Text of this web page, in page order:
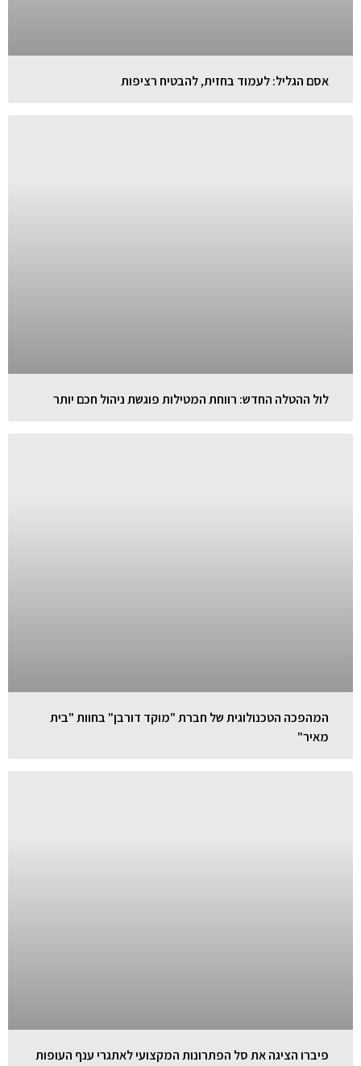
אסם הגליל: לעמוד בחזית, להבטיח רציפות
לול ההטלה החדש: רווחת המטילות פוגשת ניהול חכם יותר
המהפכה הטכנולוגית של חברת "מוקד דורבן" בחוות "בית
מאיר"
פיברו הציגה את סל הפתרונות המקצועי לאתגרי ענף העופות